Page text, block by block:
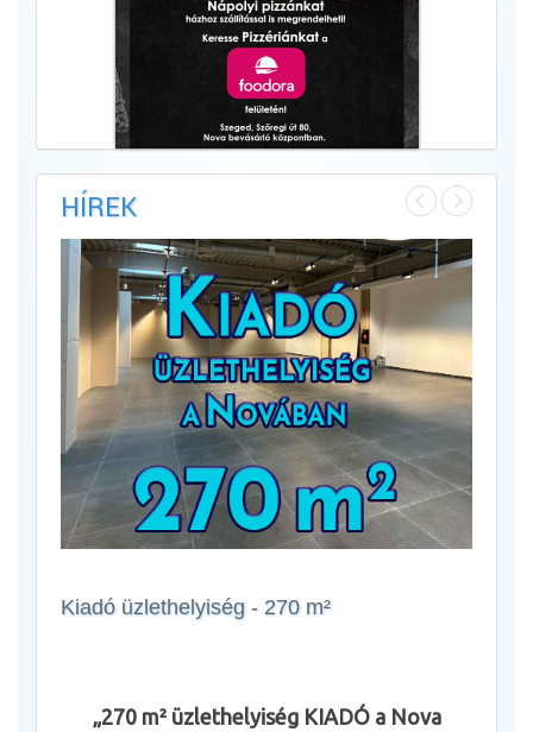
HÍREK
Kiadó üzlethelyiség - 270 m²
„270 m² üzlethelyiség KIADÓ a Nova